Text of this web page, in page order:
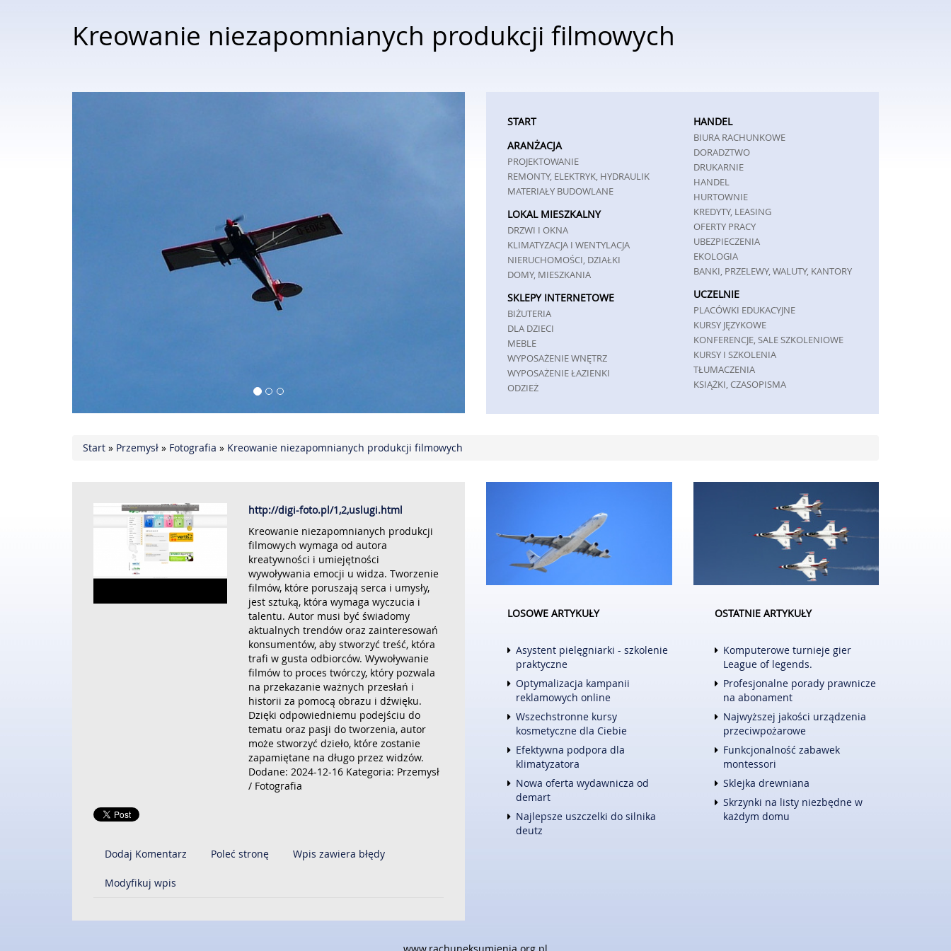
Kreowanie niezapomnianych produkcji filmowych
START HANDEL
BIURA RACHUNKOWE
DORADZTWO
DRUKARNIE
HANDEL
HURTOWNIE
KREDYTY, LEASING
OFERTY PRACY
UBEZPIECZENIA
EKOLOGIA
BANKI, PRZELEWY, WALUTY, KANTORY
ARANŻACJA
PROJEKTOWANIE
REMONTY, ELEKTRYK, HYDRAULIK
MATERIAŁY BUDOWLANE
LOKAL MIESZKALNY
DRZWI I OKNA
KLIMATYZACJA I WENTYLACJA
NIERUCHOMOŚCI, DZIAŁKI
DOMY, MIESZKANIA
UCZELNIE
PLACÓWKI EDUKACYJNE
KURSY JĘZYKOWE
KONFERENCJE, SALE SZKOLENIOWE
KURSY I SZKOLENIA
TŁUMACZENIA
KSIĄŻKI, CZASOPISMA
SKLEPY INTERNETOWE
BIŻUTERIA
DLA DZIECI
MEBLE
WYPOSAŻENIE WNĘTRZ
WYPOSAŻENIE ŁAZIENKI
ODZIEŻ
ELEKTRONIKA, RTV, AGD
CZĘŚCI SAMOCHODOWE
USŁUGI MOTORYZACYJNE
AGENCJE REKLAMOWE
MATERIAŁY REKLAMOWE
INNE AGENCJE
ZAJĘCIA SPORTOWE I REKREACYJNE
INFORMATYCZNE
FOTOGRAFIA
ADWOKACI, PORADY PRAWNE
ŚLUB I WESELE
WETERYNARYJNE, HODOWLA ZWIERZĄT
SPRZĄTANIE, PORZĄDKOWANIE
SERWIS
OPIEKA
INNE USŁUGI
KURIER, PRZESYŁKI
HOTELE I NOCLEGI
WYPOCZYNEK
WITALIZM
DIETETYKA, ODCHUDZANIE
LECZENIE
SPRZĘT MEDYCZNY
WEB
OPROGRAMOWANIE
STRONY INTERNETOWE
KONTAKT
Start » Przemysł » Fotografia » Kreowanie niezapomnianych produkcji filmowych
http://digi-foto.pl/1,2,uslugi.html
Kreowanie niezapomnianych produkcji
filmowych wymaga od autora
kreatywności i umiejętności
wywoływania emocji u widza. Tworzenie
filmów, które poruszają serca i umysły,
jest sztuką, która wymaga wyczucia i
talentu. Autor musi być świadomy
aktualnych trendów oraz zainteresowań
konsumentów, aby stworzyć treść, która
trafi w gusta odbiorców. Wywoływanie
filmów to proces twórczy, który pozwala
na przekazanie ważnych przesłań i
historii za pomocą obrazu i dźwięku.
Dzięki odpowiedniemu podejściu do
tematu oraz pasji do tworzenia, autor
może stworzyć dzieło, które zostanie
zapamiętane na długo przez widzów.
Dodane: 2024-12-16 Kategoria: Przemysł
/ Fotografia
Dodaj Komentarz Poleć stronę Wpis zawiera błędy
Modyfikuj wpis
LOSOWE ARTYKUŁY
Asystent pielęgniarki - szkolenie
praktyczne
Optymalizacja kampanii
reklamowych online
Wszechstronne kursy
kosmetyczne dla Ciebie
Efektywna podpora dla
klimatyzatora
Nowa oferta wydawnicza od
demart
Najlepsze uszczelki do silnika
deutz
OSTATNIE ARTYKUŁY
Komputerowe turnieje gier
League of legends.
Profesjonalne porady prawnicze
na abonament
Najwyższej jakości urządzenia
przeciwpożarowe
Funkcjonalność zabawek
montessori
Sklejka drewniana
Skrzynki na listy niezbędne w
każdym domu